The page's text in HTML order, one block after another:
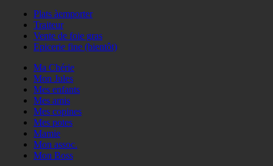
Plats àemporter
Traiteur
Vente de foie gras
Epicerie fine (bientôt)
Ma Chérie
Mon Jules
Mes enfants
Mes amis
Mes copines
Mes potes
Mamie
Mon assoc.
Mon Boss